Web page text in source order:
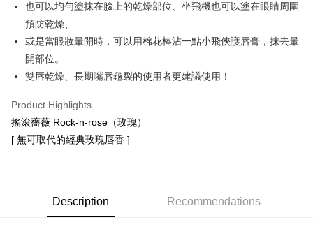
Easy Wallet
Google Pay
Shipping Method
全家取貨付款
也可以均勻塗抹在臉上的乾燥部位、坐飛機也可以塗在眼睛周圍
預防乾燥、
或是當眼妝暈開時，可以用棉花棒沾一點小飛俠護唇膏，抹去暈
開部位。
雙唇乾燥、長期嘴唇龜裂的使用者更建議使用！
Product Highlights
搖滾薔薇 Rock-n-rose（玫瑰）
[ 無可取代的經典玫瑰唇香 ]
Description Recommendations